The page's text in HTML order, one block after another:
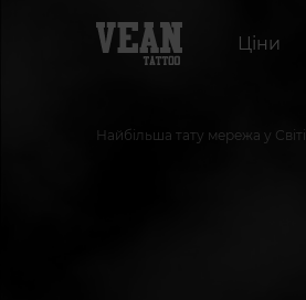
Ціни
Найбільша тату мережа у Світі